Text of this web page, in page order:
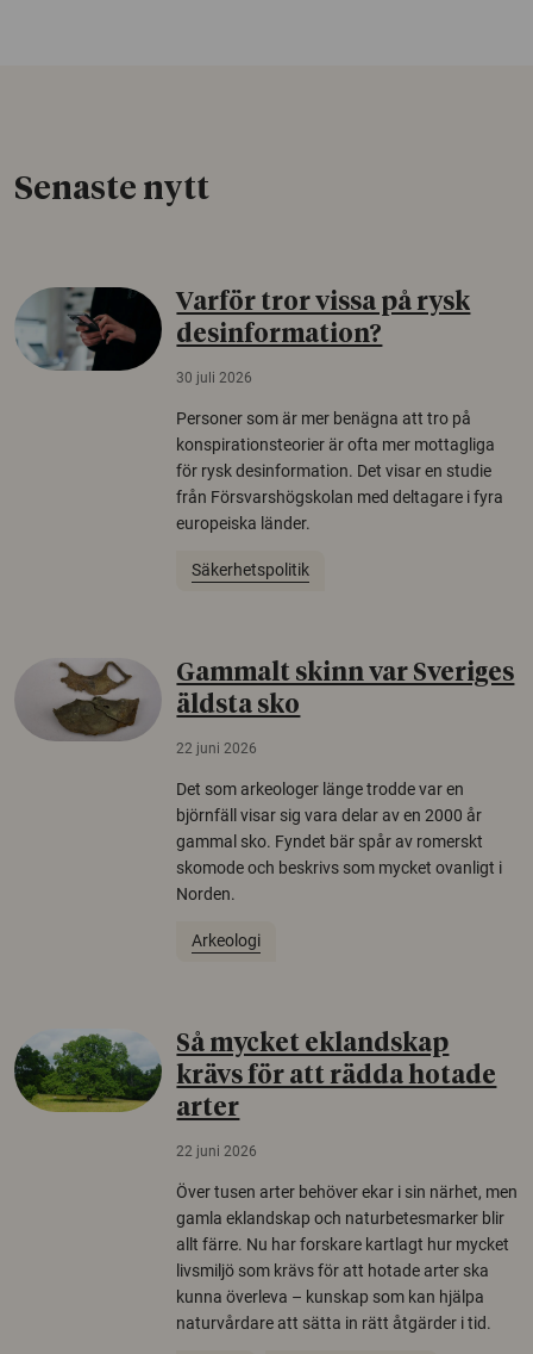
Senaste nytt
Varför tror vissa på rysk
desinformation?
30 juli 2026
Personer som är mer benägna att tro på
konspirationsteorier är ofta mer mottagliga
för rysk desinformation. Det visar en studie
från Försvarshögskolan med deltagare i fyra
europeiska länder.
Säkerhetspolitik
Gammalt skinn var Sveriges
äldsta sko
22 juni 2026
Det som arkeologer länge trodde var en
björnfäll visar sig vara delar av en 2000 år
gammal sko. Fyndet bär spår av romerskt
skomode och beskrivs som mycket ovanligt i
Norden.
Arkeologi
Så mycket eklandskap
krävs för att rädda hotade
arter
22 juni 2026
Över tusen arter behöver ekar i sin närhet, men
gamla eklandskap och naturbetesmarker blir
allt färre. Nu har forskare kartlagt hur mycket
livsmiljö som krävs för att hotade arter ska
kunna överleva – kunskap som kan hjälpa
naturvårdare att sätta in rätt åtgärder i tid.